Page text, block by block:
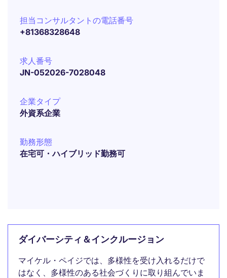
担当コンサルタントの電話番号
+81368328648
求人番号
JN-052026-7028048
企業タイプ
外資系企業
勤務形態
在宅可・ハイブリッド勤務可
ダイバーシティ＆インクルージョン
マイケル・ペイジでは、多様性を受け入れるだけで
はなく、多様性のある社会づくりに取り組んでいま